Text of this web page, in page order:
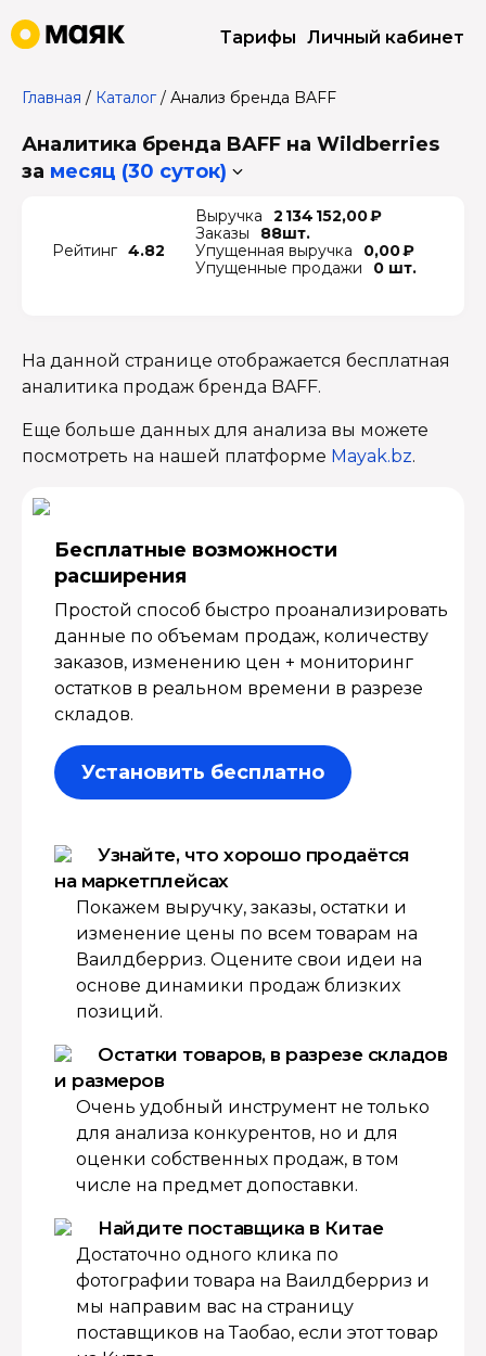
Тарифы Личный кабинет
Главная / Каталог/ Анализ бренда BAFF
Аналитика бренда BAFF на Wildberries
за месяц (30 суток)
Рейтинг 4.82
Выручка
2 134 152,00 ₽
Заказы
88шт.
Упущенная выручка
0,00 ₽
Упущенные продажи
0 шт.
На данной странице отображается бесплатная
аналитика продаж бренда BAFF.
Еще больше данных для анализа вы можете
посмотреть на нашей платформе Mayak.bz.
Бесплатные возмож­ности
расширения
Простой способ быстро проанализировать
данные по объемам продаж, количеству
заказов, изменению цен + мониторинг
остатков в реальном времени в разрезе
складов.
Установить бесплатно
Узнайте, что хорошо продаётся
на маркетплейсах
Покажем выручку, заказы, остатки и
изменение цены по всем товарам на
Ваилдберриз. Оцените свои идеи на
основе динамики продаж близких
позиций.
Остатки товаров, в разрезе складов
и размеров
Очень удобный инструмент не только
для анализа конкурентов, но и для
оценки собственных продаж, в том
числе на предмет допоставки.
Найдите поставщика в Китае
Достаточно одного клика по
фотографии товара на Ваилдберриз и
мы направим вас на страницу
поставщиков на Таобао, если этот товар